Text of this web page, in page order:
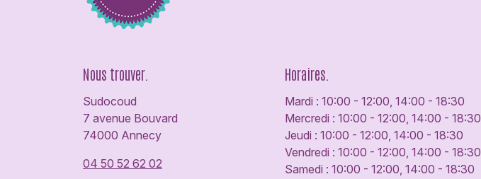
Nous trouver.
Sudocoud
7 avenue Bouvard
74000 Annecy
04 50 52 62 02
Horaires.
Mardi : 10:00 - 12:00, 14:00 - 18:30
Mercredi : 10:00 - 12:00, 14:00 - 18:30
Jeudi : 10:00 - 12:00, 14:00 - 18:30
Vendredi : 10:00 - 12:00, 14:00 - 18:30
Samedi : 10:00 - 12:00, 14:00 - 18:30